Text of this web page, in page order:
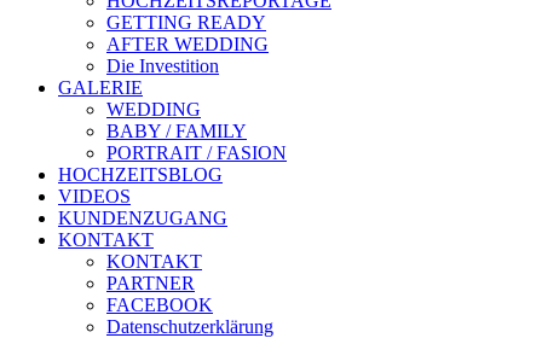
GETTING READY
AFTER WEDDING
Die Investition
GALERIE
WEDDING
BABY / FAMILY
PORTRAIT / FASION
HOCHZEITSBLOG
VIDEOS
KUNDENZUGANG
KONTAKT
KONTAKT
PARTNER
FACEBOOK
Datenschutzerklärung